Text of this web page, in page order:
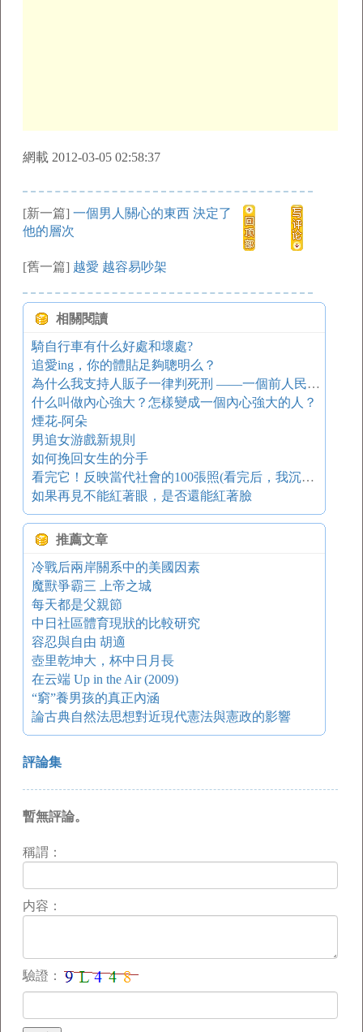
網載 2012-03-05 02:58:37
[新一篇] 一個男人關心的東西 決定了
他的層次
[舊一篇] 越愛 越容易吵架
相關閱讀
騎自行車有什么好處和壞處?
追愛ing，你的體貼足夠聰明么？
為什么我支持人販子一律判死刑 ——一個前人民大學法學院畢業生的思考
什么叫做內心強大？怎樣變成一個內心強大的人？
煙花-阿朵
男追女游戲新規則
如何挽回女生的分手
看完它！反映當代社會的100張照(看完后，我沉默了，許久，許久)
如果再見不能紅著眼，是否還能紅著臉
推薦文章
冷戰后兩岸關系中的美國因素
魔獸爭霸三 上帝之城
每天都是父親節
中日社區體育現狀的比較研究
容忍與自由 胡適
壺里乾坤大，杯中日月長
在云端 Up in the Air (2009)
“窮”養男孩的真正內涵
論古典自然法思想對近現代憲法與憲政的影響
評論集
暫無評論。
稱謂：
内容：
驗證：